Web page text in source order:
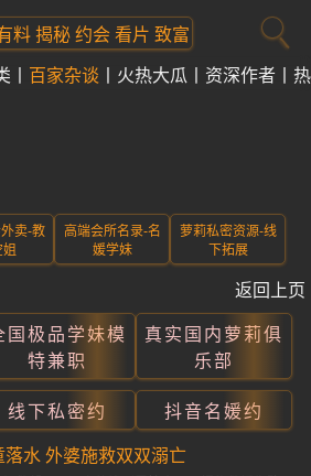
料 揭秘 约会 看片 致富
百家杂谈 火热大瓜 资深作者
卖-教
高端会所名录-名
媛学妹
萝莉私密资源-线
下拓展
返回上页
国极品学妹模
特兼职
真实国内萝莉俱
乐部
线下私密约 抖音名媛约
落水 外婆施救双双溺亡